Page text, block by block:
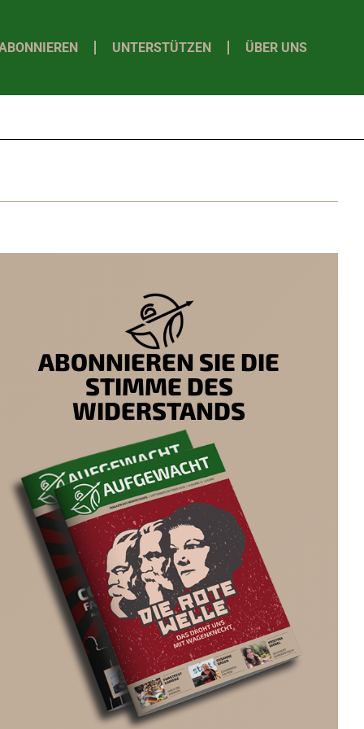
UNTERSTÜTZEN ÜBER UNS
ABONNIEREN SIE DIE
STIMME DES
WIDERSTANDS